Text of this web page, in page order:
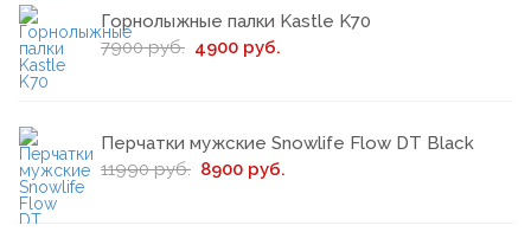
Горнолыжные палки Kastle K70
7900 руб. 4900 руб.
Перчатки мужские Snowlife Flow DT Black
11990 руб. 8900 руб.